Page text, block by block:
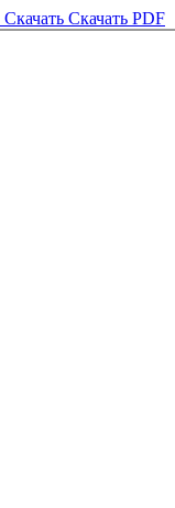
Скачать Скачать PDF